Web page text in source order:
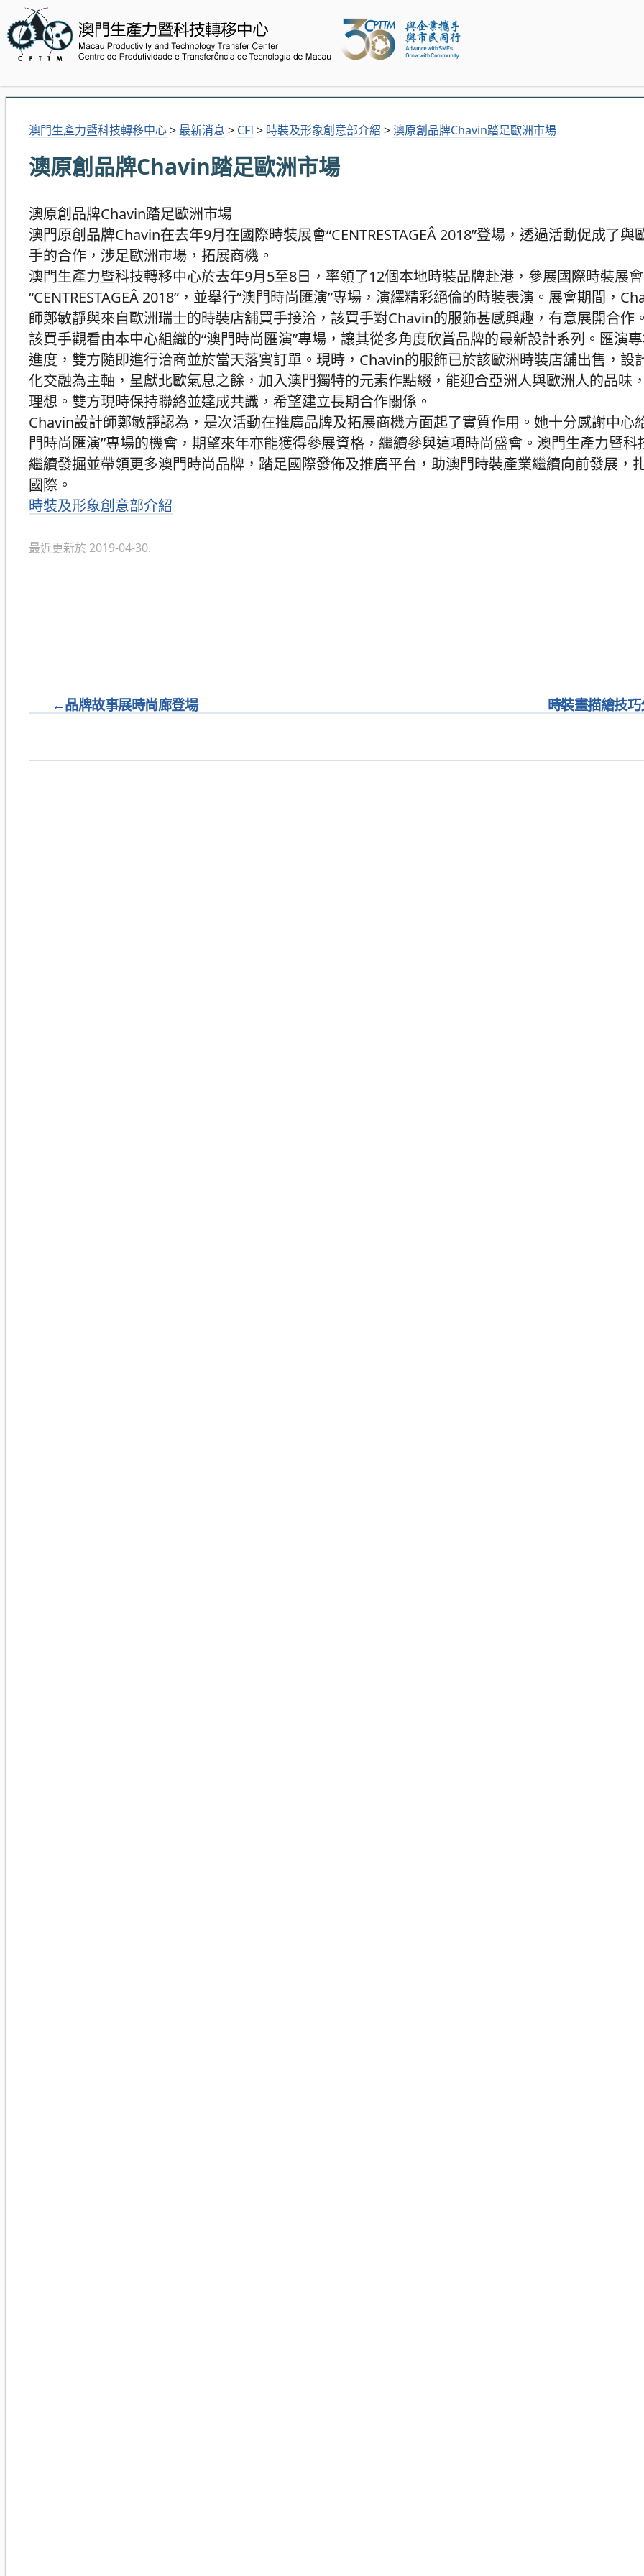
澳門生產力暨科技轉移中心> 最新消息 > CFI> 時裝及形象創意部介紹 > 澳原創品牌Chavin踏足歐洲市場
澳原創品牌Chavin踏足歐洲市場
澳原創品牌Chavin踏足歐洲市場
澳門原創品牌Chavin在去年9月在國際時裝展會“CENTRESTAGEÂ 2018”登場，透過活動促成了與
手的合作，涉足歐洲市場，拓展商機。
澳門生產力暨科技轉移中心於去年9月5至8日，率領了12個本地時裝品牌赴港，參展國際時裝展會
“CENTRESTAGEÂ 2018”，並舉行“澳門時尚匯演”專場，演繹精彩絕倫的時裝表演。展會期間，
師鄭敏靜與來自歐洲瑞士的時裝店舖買手接洽，該買手對Chavin的服飾甚感興趣，有意展開合作
該買手觀看由本中心組織的“澳門時尚匯演”專場，讓其從多角度欣賞品牌的最新設計系列。匯演
進度，雙方隨即進行洽商並於當天落實訂單。現時，Chavin的服飾已於該歐洲時裝店舖出售，設
化交融為主軸，呈獻北歐氣息之餘，加入澳門獨特的元素作點綴，能迎合亞洲人與歐洲人的品味
理想。雙方現時保持聯絡並達成共識，希望建立長期合作關係。
Chavin設計師鄭敏靜認為，是次活動在推廣品牌及拓展商機方面起了實質作用。她十分感謝中心
門時尚匯演”專場的機會，期望來年亦能獲得參展資格，繼續參與這項時尚盛會。澳門生產力暨科
繼續發掘並帶領更多澳門時尚品牌，踏足國際發佈及推廣平台，助澳門時裝產業繼續向前發展，
國際。
分
時裝及形象創意部介紹
最近更新於 2019-04-30.
←品牌故事展時尚廊登場 時裝畫描繪技